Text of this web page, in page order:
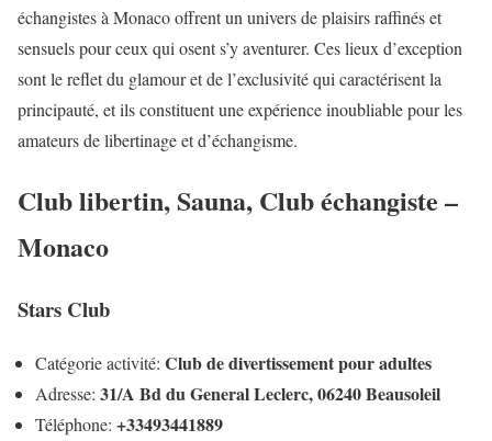
échangistes à Monaco offrent un univers de plaisirs raffinés et
sensuels pour ceux qui osent s’y aventurer. Ces lieux d’exception
sont le reflet du glamour et de l’exclusivité qui caractérisent la
principauté, et ils constituent une expérience inoubliable pour les
amateurs de libertinage et d’échangisme.
Club libertin, Sauna, Club échangiste –
Monaco
Stars Club
Catégorie activité: Club de divertissement pour adultes
Adresse: 31/A Bd du General Leclerc, 06240 Beausoleil
Téléphone: +33493441889